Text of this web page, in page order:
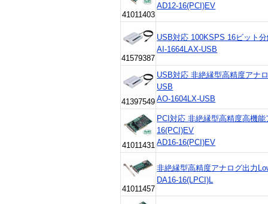
41011403
AD12-16(PCI)EV
41579387
USB対応 100KSPS 16ビット
AI-1664LAX-USB
41397549
USB対応 非絶縁型高精度アナ
USB
AO-1604LX-USB
41011431
PCI対応 非絶縁型高精度高機
16(PCI)EV
AD16-16(PCI)EV
41011457
非絶縁型高精度アナログ出力
DA16-16(LPCI)L